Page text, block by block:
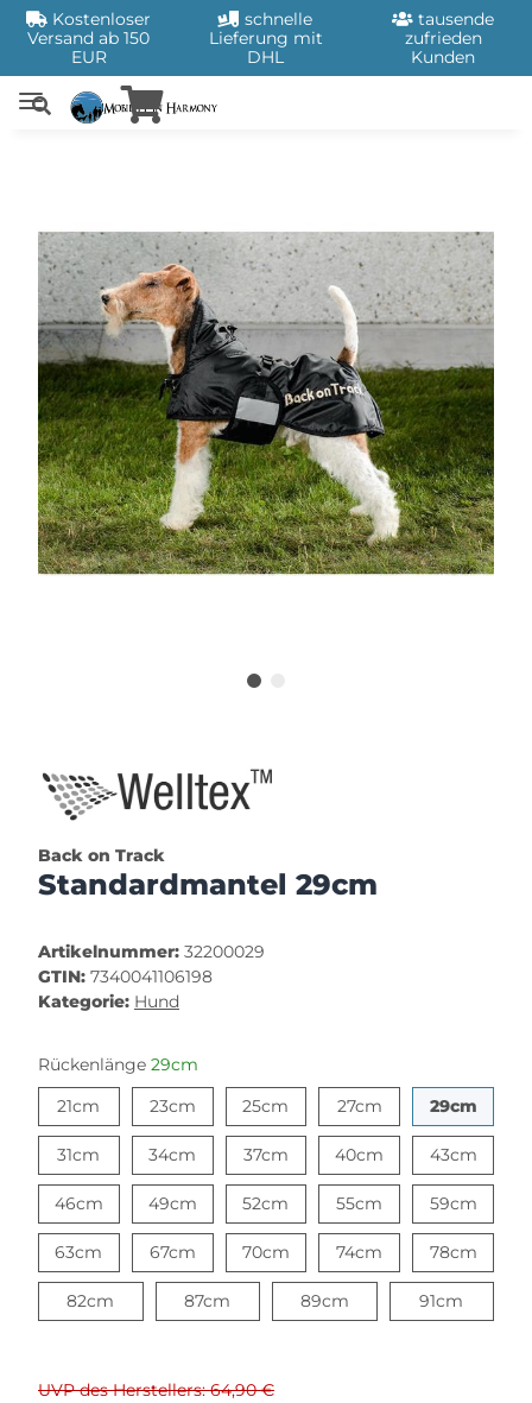
Kostenloser
Versand ab 150
EUR
schnelle
Lieferung mit
DHL
tausende
zufrieden
Kunden
Back on Track
Standardmantel 29cm
Artikelnummer: 32200029
GTIN: 7340041106198
Kategorie: Hund
Rückenlänge 29cm
21cm
23cm23cm 25cm 27cm27cm 29cm29cm
31cm 34cm 37cm37cm 40cm 40cm43cm43cm
46cm46cm49cm49cm52cm 55cm 59cm59cm
63cm 67cm67cm 70cm70cm 74cm 78cm78cm
82cm 87cm 89cm89cm 91cm
UVP des Herstellers: 64,90 €